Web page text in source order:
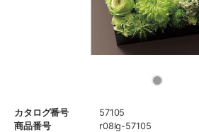
カタログ番号
57105
商品番号
r08lg-57105